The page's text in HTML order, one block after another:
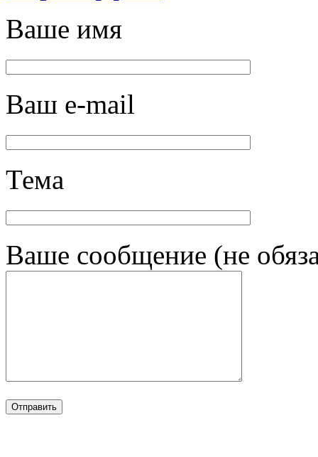
Ваше имя
Ваш e-mail
Тема
Ваше сообщение (не